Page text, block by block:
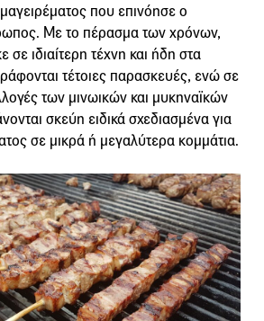
που επινόησε ο
Με το πέρασμα των χρόνων,
σε ιδιαίτερη τέχνη και ήδη στα
τέτοιες παρασκευές, ενώ σε
των μινωικών και μυκηναϊκών
σκεύη ειδικά σχεδιασμένα για
σε μικρά ή μεγαλύτερα κομμάτια.